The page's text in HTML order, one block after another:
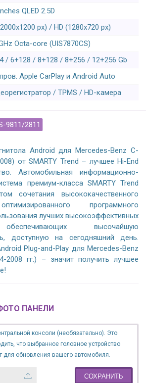
QLED 2.5D
px) / HD (1280x720 px)
Octa-core (UIS7870CS)
/ 6+128 / 8+128 / 8+256 / 12+256 Gb
Apple CarPlay и Android Auto
/ TPMS / HD-камера
9811/2811
Android для Mercedes-Benz C-
от SMARTY Trend – лучшее Hi-End
Автомобильная информационно-
премиум-класса SMARTY Trend
сочетания высококачественного
программного
лучших высокоэффективных
высочайшую
доступную на сегодняшний день.
Plug-and-Play для Mercedes-Benz
2008 гг.) – значит получить лучшее
ПАНЕЛИ
консоли (необязательно). Это
что выбранное головное устройство
для обновления вашего автомобиля.
СОХРАНИТЬ